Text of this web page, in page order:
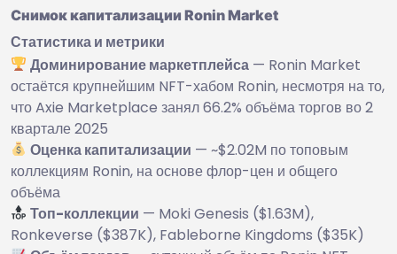
Снимок капитализации Ronin Market
Статистика и метрики
Доминирование маркетплейса — Ronin Market
остаётся крупнейшим NFT-хабом Ronin, несмотря на то,
что Axie Marketplace занял 66.2% объёма торгов во 2
квартале 2025
Оценка капитализации — ~$2.02M по топовым
коллекциям Ronin, на основе флор-цен и общего
объёма
Топ-коллекции — Moki Genesis ($1.63M),
Ronkeverse ($387K), Fableborne Kingdoms ($35K)